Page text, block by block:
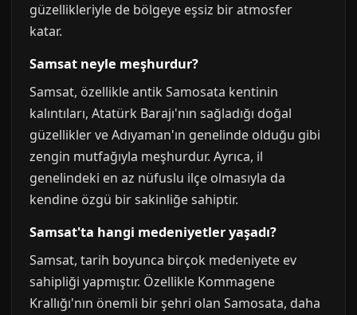
güzellikleriyle de bölgeye eşsiz bir atmosfer
katar.
Samsat neyle meşhurdur?
Samsat, özellikle antik Samosata kentinin
kalıntıları, Atatürk Barajı'nın sağladığı doğal
güzellikler ve Adıyaman'ın genelinde olduğu gibi
zengin mutfağıyla meşhurdur. Ayrıca, il
genelindeki en az nüfuslu ilçe olmasıyla da
kendine özgü bir sakinliğe sahiptir.
Samsat'ta hangi medeniyetler yaşadı?
Samsat, tarih boyunca birçok medeniyete ev
sahipliği yapmıştır. Özellikle Kommagene
Krallığı'nın önemli bir şehri olan Samosata, daha